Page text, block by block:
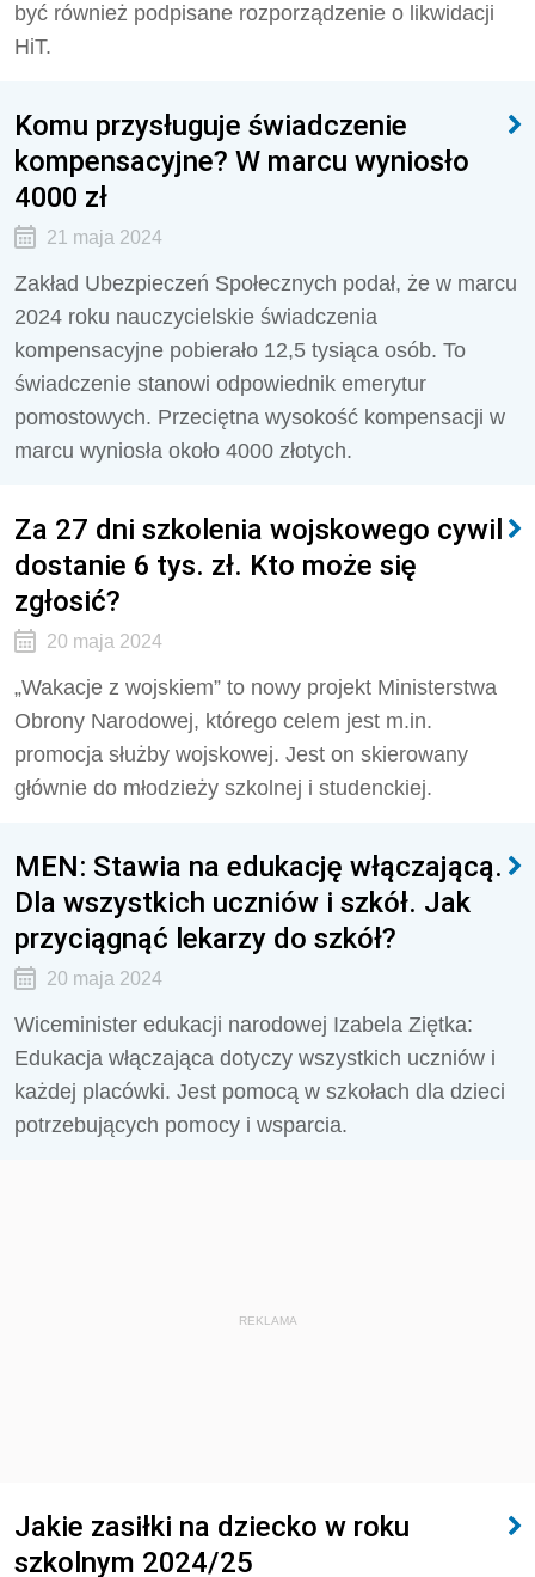
być również podpisane rozporządzenie o likwidacji
HiT.
Komu przysługuje świadczenie
kompensacyjne? W marcu wyniosło
4000 zł
21 maja 2024
Zakład Ubezpieczeń Społecznych podał, że w marcu
2024 roku nauczycielskie świadczenia
kompensacyjne pobierało 12,5 tysiąca osób. To
świadczenie stanowi odpowiednik emerytur
pomostowych. Przeciętna wysokość kompensacji w
marcu wyniosła około 4000 złotych.
Za 27 dni szkolenia wojskowego cywil
dostanie 6 tys. zł. Kto może się
zgłosić?
20 maja 2024
„Wakacje z wojskiem” to nowy projekt Ministerstwa
Obrony Narodowej, którego celem jest m.in.
promocja służby wojskowej. Jest on skierowany
głównie do młodzieży szkolnej i studenckiej.
MEN: Stawia na edukację włączającą.
Dla wszystkich uczniów i szkół. Jak
przyciągnąć lekarzy do szkół?
20 maja 2024
Wiceminister edukacji narodowej Izabela Ziętka:
Edukacja włączająca dotyczy wszystkich uczniów i
każdej placówki. Jest pomocą w szkołach dla dzieci
potrzebujących pomocy i wsparcia.
REKLAMA
Jakie zasiłki na dziecko w roku
szkolnym 2024/25